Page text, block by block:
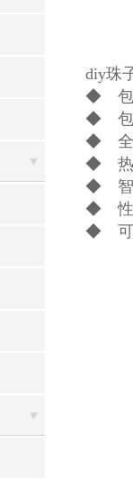
diy珠
◆ 包
◆ 包
◆ 全
◆ 热
◆ 智
◆ 性
◆ 可